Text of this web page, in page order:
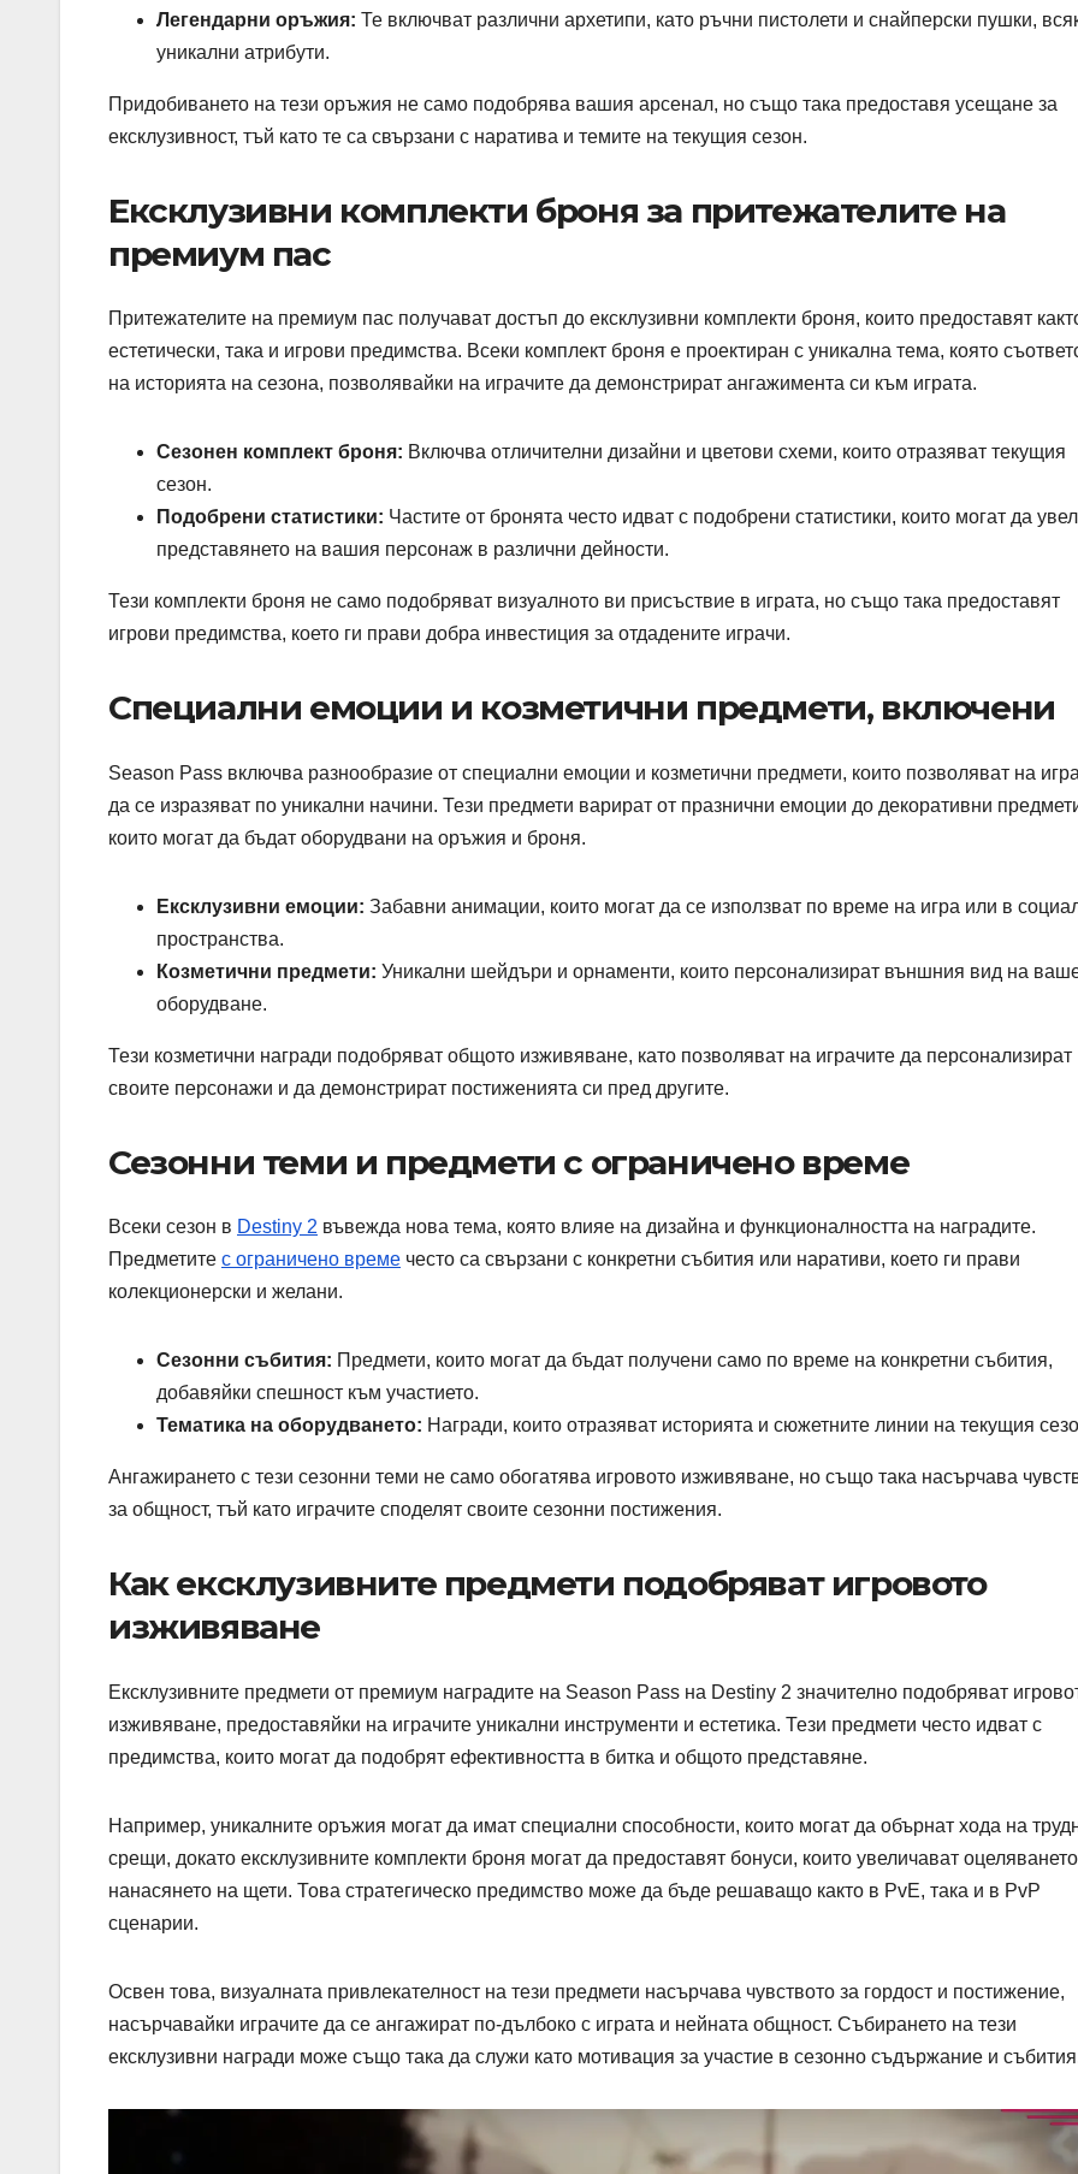
Легендарни оръжия: Те включват различни архетипи, като ръчни пистолети и снайперски пушки,
уникални атрибути.
Придобиването на тези оръжия не само подобрява вашия арсенал, но също така предоставя усещане за
ексклузивност, тъй като те са свързани с наратива и темите на текущия сезон.
Ексклузивни комплекти броня за притежателите на
премиум пас
Притежателите на премиум пас получават достъп до ексклузивни комплекти броня, които предоставят
естетически, така и игрови предимства. Всеки комплект броня е проектиран с уникална тема, която
на историята на сезона, позволявайки на играчите да демонстрират ангажимента си към играта.
Сезонен комплект броня: Включва отличителни дизайни и цветови схеми, които отразяват текущия
сезон.
Подобрени статистики: Частите от бронята често идват с подобрени статистики, които могат да
представянето на вашия персонаж в различни дейности.
Тези комплекти броня не само подобряват визуалното ви присъствие в играта, но също така предоставят
игрови предимства, което ги прави добра инвестиция за отдадените играчи.
Специални емоции и козметични предмети, включени
Season Pass включва разнообразие от специални емоции и козметични предмети, които позволяват на
да се изразяват по уникални начини. Тези предмети варират от празнични емоции до декоративни
които могат да бъдат оборудвани на оръжия и броня.
Ексклузивни емоции: Забавни анимации, които могат да се използват по време на игра или в
пространства.
Козметични предмети: Уникални шейдъри и орнаменти, които персонализират външния вид на
оборудване.
Тези козметични награди подобряват общото изживяване, като позволяват на играчите да персонализират
своите персонажи и да демонстрират постиженията си пред другите.
Сезонни теми и предмети с ограничено време
Всеки сезон в Destiny 2 въвежда нова тема, която влияе на дизайна и функционалността на наградите.
Предметите с ограничено време често са свързани с конкретни събития или наративи, което ги прави
колекционерски и желани.
Сезонни събития: Предмети, които могат да бъдат получени само по време на конкретни събития,
добавяйки спешност към участието.
Тематика на оборудването: Награди, които отразяват историята и сюжетните линии на текущия
Ангажирането с тези сезонни теми не само обогатява игровото изживяване, но също така насърчава
за общност, тъй като играчите споделят своите сезонни постижения.
Как ексклузивните предмети подобряват игровото
изживяване
Ексклузивните предмети от премиум наградите на Season Pass на Destiny 2 значително подобряват
изживяване, предоставяйки на играчите уникални инструменти и естетика. Тези предмети често идват с
предимства, които могат да подобрят ефективността в битка и общото представяне.
Например, уникалните оръжия могат да имат специални способности, които могат да обърнат хода на
срещи, докато ексклузивните комплекти броня могат да предоставят бонуси, които увеличават
нанасянето на щети. Това стратегическо предимство може да бъде решаващо както в PvE, така и в PvP
сценарии.
Освен това, визуалната привлекателност на тези предмети насърчава чувството за гордост и постижение,
насърчавайки играчите да се ангажират по-дълбоко с играта и нейната общност. Събирането на тези
ексклузивни награди може също така да служи като мотивация за участие в сезонно съдържание и